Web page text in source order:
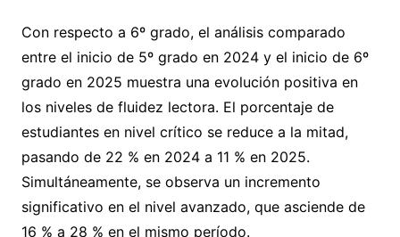
Con respecto a 6º grado, el análisis comparado
entre el inicio de 5º grado en 2024 y el inicio de 6º
grado en 2025 muestra una evolución positiva en
los niveles de fluidez lectora. El porcentaje de
estudiantes en nivel crítico se reduce a la mitad,
pasando de 22 % en 2024 a 11 % en 2025.
Simultáneamente, se observa un incremento
significativo en el nivel avanzado, que asciende de
16 % a 28 % en el mismo período.